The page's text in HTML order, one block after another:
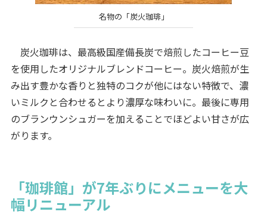
名物の「炭火珈琲」
炭火珈琲は、最高級国産備長炭で焙煎したコーヒー豆
を使用したオリジナルブレンドコーヒー。炭火焙煎が生
み出す豊かな香りと独特のコクが他にはない特徴で、濃
いミルクと合わせるとより濃厚な味わいに。最後に専用
のブランウンシュガーを加えることでほどよい甘さが広
がります。
「珈琲館」が7年ぶりにメニューを大
幅リニューアル